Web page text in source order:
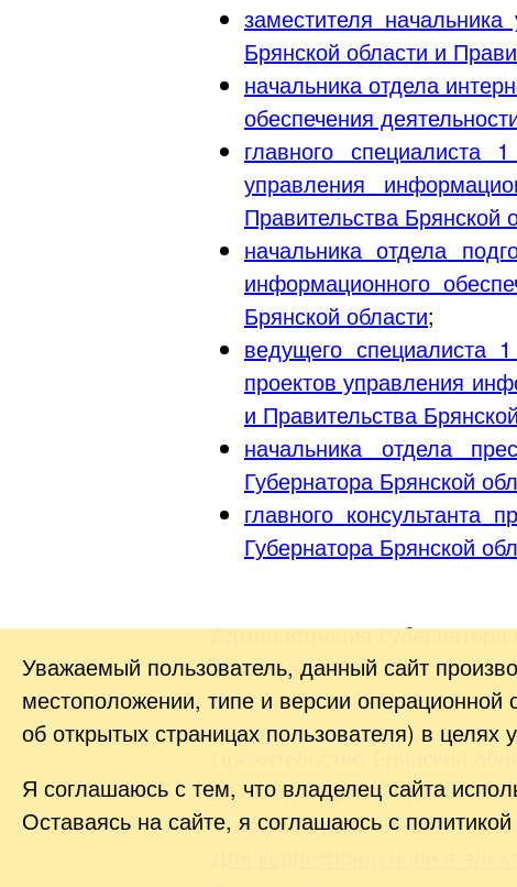
заместителя
Брянской области и
начальника отдела
обеспечения
главного специалиста
управления
Правительства Брянской
начальника отдела
информационного
Брянской области;
ведущего специалиста
проектов управления
и Правительства
начальника отдела
Губернатора Брянской
главного консультанта
Губернатора Брянской
Администрация
20 октября 2014 года
241050, г. Брянск, просп.
Телефон:(4832) 66-26-11,
Уважаемый пользователь, данный сайт
местоположении, типе и версии операционной
об открытых страницах пользователя) в
Я соглашаюсь с тем, что владелец сайта
Оставаясь на сайте, я соглашаюсь с